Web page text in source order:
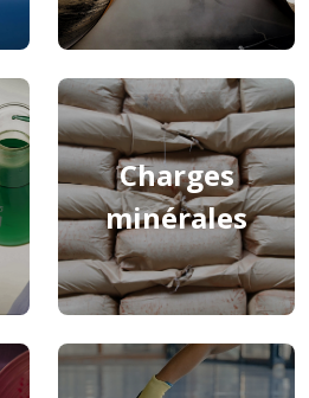
Charges
minérales